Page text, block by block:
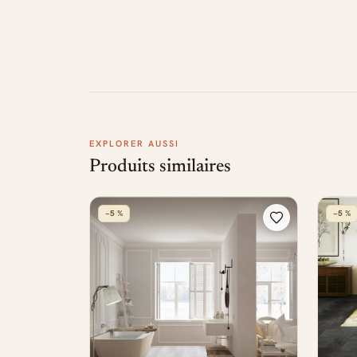
EXPLORER AUSSI
Produits similaires
−5 % −5 %